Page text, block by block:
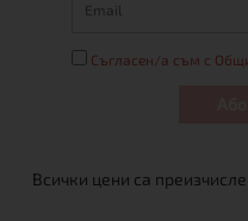
Съгласен/а съм с